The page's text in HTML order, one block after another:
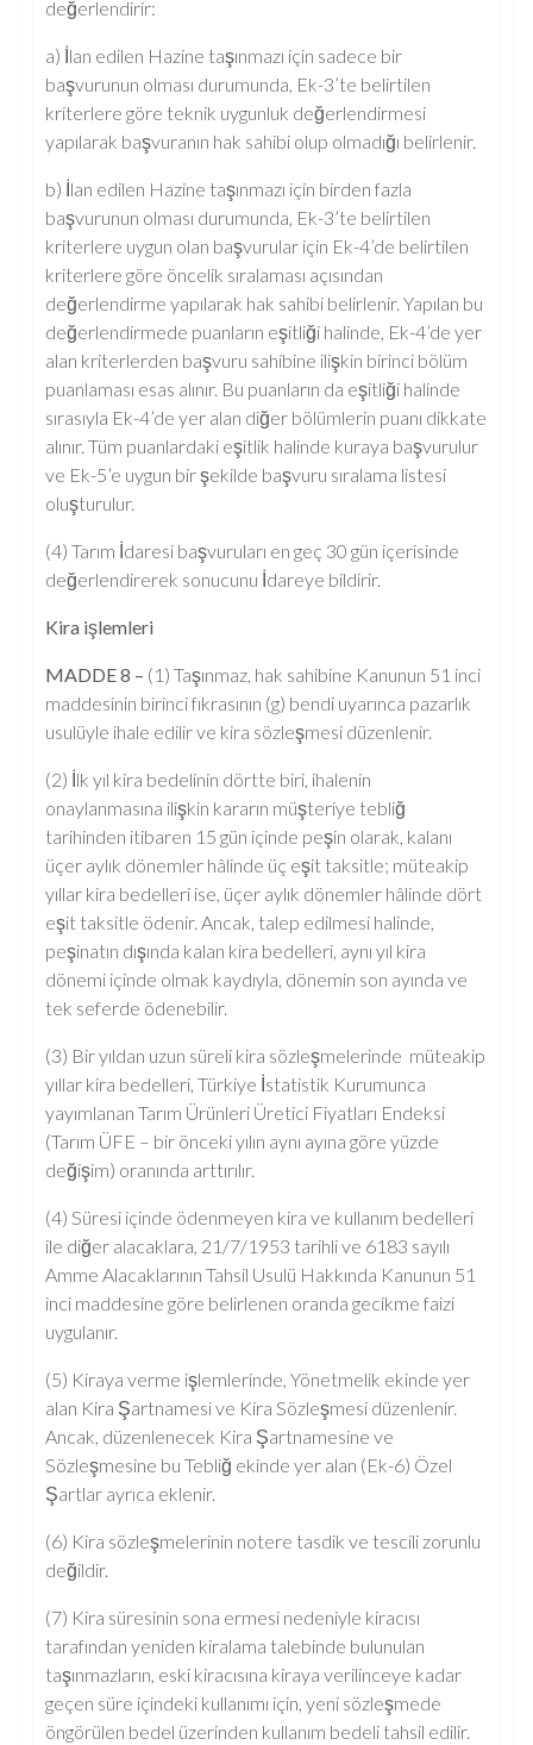
değerlendirir:
a) İlan edilen Hazine taşınmazı için sadece bir
başvurunun olması durumunda, Ek-3’te belirtilen
kriterlere göre teknik uygunluk değerlendirmesi
yapılarak başvuranın hak sahibi olup olmadığı belirlenir.
b) İlan edilen Hazine taşınmazı için birden fazla
başvurunun olması durumunda, Ek-3’te belirtilen
kriterlere uygun olan başvurular için Ek-4’de belirtilen
kriterlere göre öncelik sıralaması açısından
değerlendirme yapılarak hak sahibi belirlenir. Yapılan bu
değerlendirmede puanların eşitliği halinde, Ek-4’de yer
alan kriterlerden başvuru sahibine ilişkin birinci bölüm
puanlaması esas alınır. Bu puanların da eşitliği halinde
sırasıyla Ek-4’de yer alan diğer bölümlerin puanı dikkate
alınır. Tüm puanlardaki eşitlik halinde kuraya başvurulur
ve Ek-5’e uygun bir şekilde başvuru sıralama listesi
oluşturulur.
(4) Tarım İdaresi başvuruları en geç 30 gün içerisinde
değerlendirerek sonucunu İdareye bildirir.
Kira işlemleri
MADDE 8 – (1) Taşınmaz, hak sahibine Kanunun 51 inci
maddesinin birinci fıkrasının (g) bendi uyarınca pazarlık
usulüyle ihale edilir ve kira sözleşmesi düzenlenir.
(2) İlk yıl kira bedelinin dörtte biri, ihalenin
onaylanmasına ilişkin kararın müşteriye tebliğ
tarihinden itibaren 15 gün içinde peşin olarak, kalanı
üçer aylık dönemler hâlinde üç eşit taksitle; müteakip
yıllar kira bedelleri ise, üçer aylık dönemler hâlinde dört
eşit taksitle ödenir. Ancak, talep edilmesi halinde,
peşinatın dışında kalan kira bedelleri, aynı yıl kira
dönemi içinde olmak kaydıyla, dönemin son ayında ve
tek seferde ödenebilir.
(3) Bir yıldan uzun süreli kira sözleşmelerinde müteakip
yıllar kira bedelleri, Türkiye İstatistik Kurumunca
yayımlanan Tarım Ürünleri Üretici Fiyatları Endeksi
(Tarım ÜFE – bir önceki yılın aynı ayına göre yüzde
değişim) oranında arttırılır.
(4) Süresi içinde ödenmeyen kira ve kullanım bedelleri
ile diğer alacaklara, 21/7/1953 tarihli ve 6183 sayılı
Amme Alacaklarının Tahsil Usulü Hakkında Kanunun 51
inci maddesine göre belirlenen oranda gecikme faizi
uygulanır.
(5) Kiraya verme işlemlerinde, Yönetmelik ekinde yer
alan Kira Şartnamesi ve Kira Sözleşmesi düzenlenir.
Ancak, düzenlenecek Kira Şartnamesine ve
Sözleşmesine bu Tebliğ ekinde yer alan (Ek-6) Özel
Şartlar ayrıca eklenir.
(6) Kira sözleşmelerinin notere tasdik ve tescili zorunlu
değildir.
(7) Kira süresinin sona ermesi nedeniyle kiracısı
tarafından yeniden kiralama talebinde bulunulan
taşınmazların, eski kiracısına kiraya verilinceye kadar
geçen süre içindeki kullanımı için, yeni sözleşmede
öngörülen bedel üzerinden kullanım bedeli tahsil edilir.